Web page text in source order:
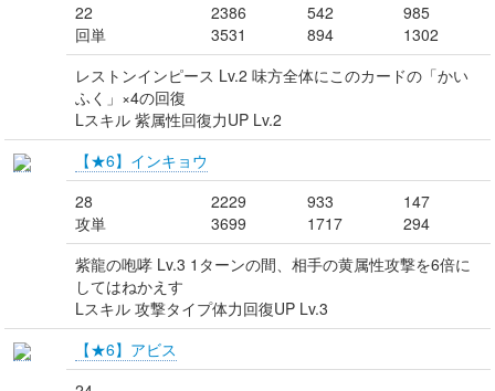
22
回単
2386
3531
542
894
985
1302
レストンインピース Lv.2 味方全体にこのカードの「かい
ふく」×4の回復
Lスキル 紫属性回復力UP Lv.2
【★6】インキョウ
28
攻単
2229
3699
933
1717
147
294
紫龍の咆哮 Lv.3 1ターンの間、相手の黄属性攻撃を6倍に
してはねかえす
Lスキル 攻撃タイプ体力回復UP Lv.3
【★6】アビス